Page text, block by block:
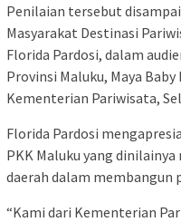
Penilaian tersebut
Masyarakat Destinasi
Florida Pardosi, dalam
Provinsi Maluku, Maya
Kementerian Pariwisata,
Florida Pardosi
PKK Maluku yang
daerah dalam membangun
“Kami dari Kementerian